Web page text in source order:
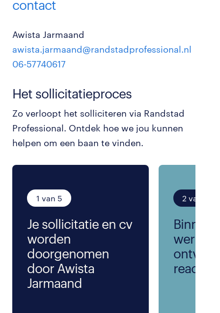
contact
Awista Jarmaand
awista.jarmaand@randstadprofessional.nl
06-57740617
Het sollicitatieproces
Zo verloopt het solliciteren via Randstad
Professional. Ontdek hoe we jou kunnen
helpen om een baan te vinden.
1 van 5
Je sollicitatie en cv
worden
doorgenomen
door Awista
Jarmaand
2 van 5
Binnen
reactie